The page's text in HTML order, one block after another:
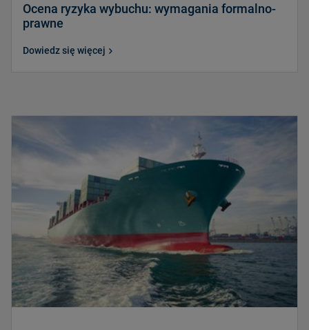
Ocena ryzyka wybuchu: wymagania formalno-
prawne
Dowiedz się więcej